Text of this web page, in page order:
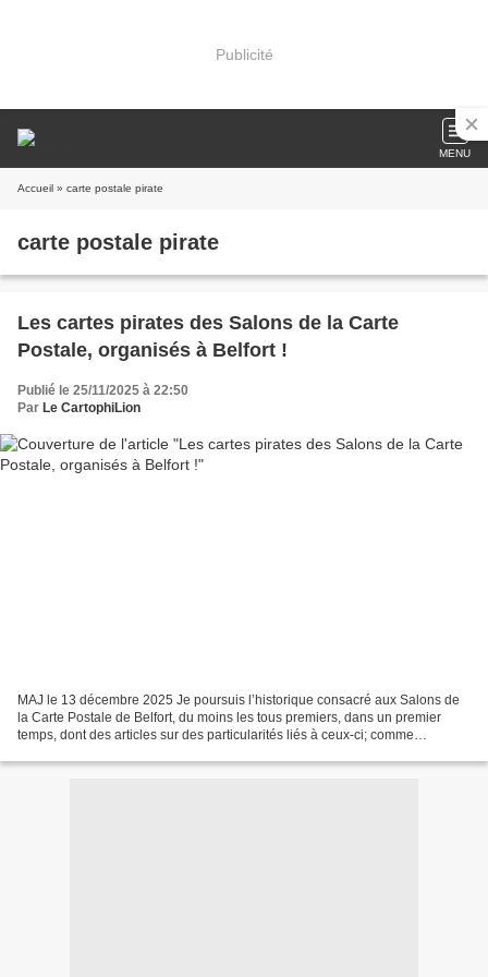
Publicité
MENU
Accueil » carte postale pirate
carte postale pirate
Les cartes pirates des Salons de la Carte
Postale, organisés à Belfort !
Publié le 25/11/2025 à 22:50
Par Le CartophiLion
MAJ le 13 décembre 2025 Je poursuis l’historique consacré aux Salons de
la Carte Postale de Belfort, du moins les tous premiers, dans un premier
temps, dont des articles sur des particularités liés à ceux-ci; comme